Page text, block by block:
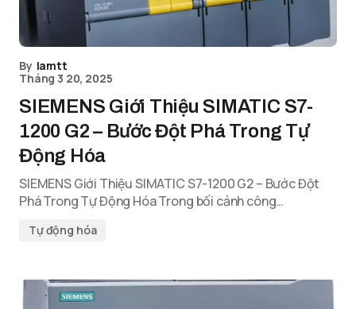
By lamtt
Tháng 3 20, 2025
SIEMENS Giới Thiệu SIMATIC S7-
1200 G2 – Bước Đột Phá Trong Tự
Động Hóa
SIEMENS Giới Thiệu SIMATIC S7-1200 G2 – Bước Đột
Phá Trong Tự Động Hóa Trong bối cảnh công…
Tự động hóa